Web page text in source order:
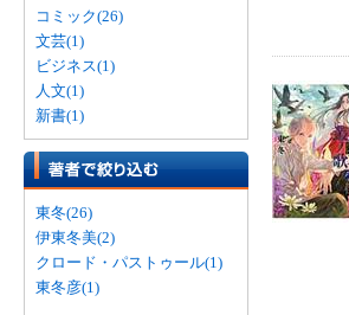
コミック(26)
文芸(1)
ビジネス(1)
人文(1)
新書(1)
東冬(26)
伊東冬美(2)
クロード・パストゥール(1)
東冬彦(1)